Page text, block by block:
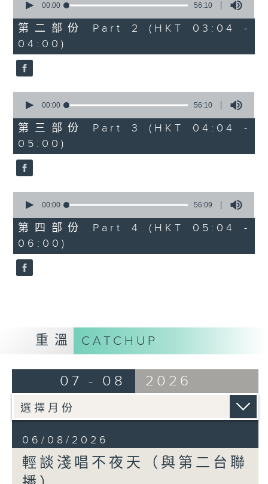
seconds
56
minutes,
10
seconds
00:00 56:10
第二部份 Part 2 (HKT 03:04 -
04:00)
seconds
56
minutes,
10
seconds
00:00 56:10
第三部份 Part 3 (HKT 04:04 -
05:00)
seconds
56
minutes,
9
seconds
00:00 56:09
第四部份 Part 4 (HKT 05:04 -
06:00)
重溫 CATCHUP
07 - 08 2026
06/08/2026
輕談淺唱不夜天（與第二台聯